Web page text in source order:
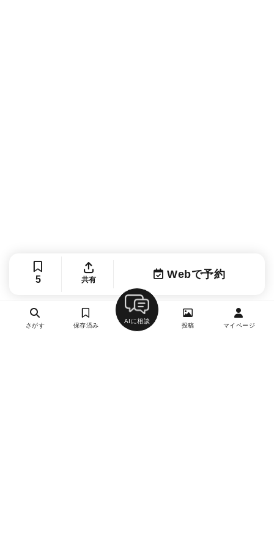
5 共有 Webで予約
さがす 保存済み
AIに相談
投稿 マイページ